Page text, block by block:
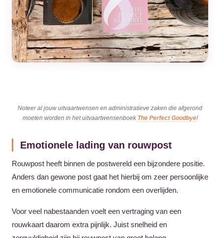
Noteer al jouw uitvaartwensen en administratieve zaken die afgerond
moeten worden in het uitvaartwensenboek The Perfect Goodbye!
Emotionele lading van rouwpost
Rouwpost heeft binnen de postwereld een bijzondere positie.
Anders dan gewone post gaat het hierbij om zeer persoonlijke
en emotionele communicatie rondom een overlijden.
Voor veel nabestaanden voelt een vertraging van een
rouwkaart daarom extra pijnlijk. Juist snelheid en